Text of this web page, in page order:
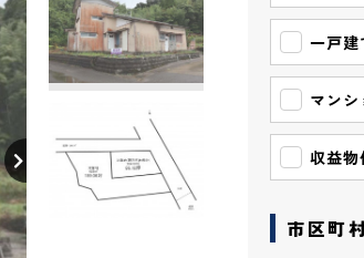
一戸建
マンシ
収益物
市区町